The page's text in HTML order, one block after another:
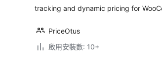
tracking and dynamic pricing for
PriceOtus
啟用安裝數: 10+